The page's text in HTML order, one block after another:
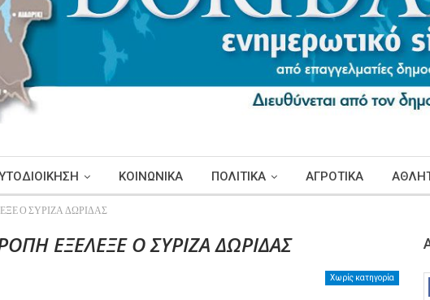
ΚΟΙΝΩΝΙΚΑ ΠΟΛΙΤΙΚΑ ΑΓΡΟΤΙΚΑ
Ο ΣΥΡΙΖΑ ΔΩΡΙΔΑΣ
ΕΞΕΛΕΞΕ Ο ΣΥΡΙΖΑ ΔΩΡΙΔΑΣ
Χωρίς κατηγορία